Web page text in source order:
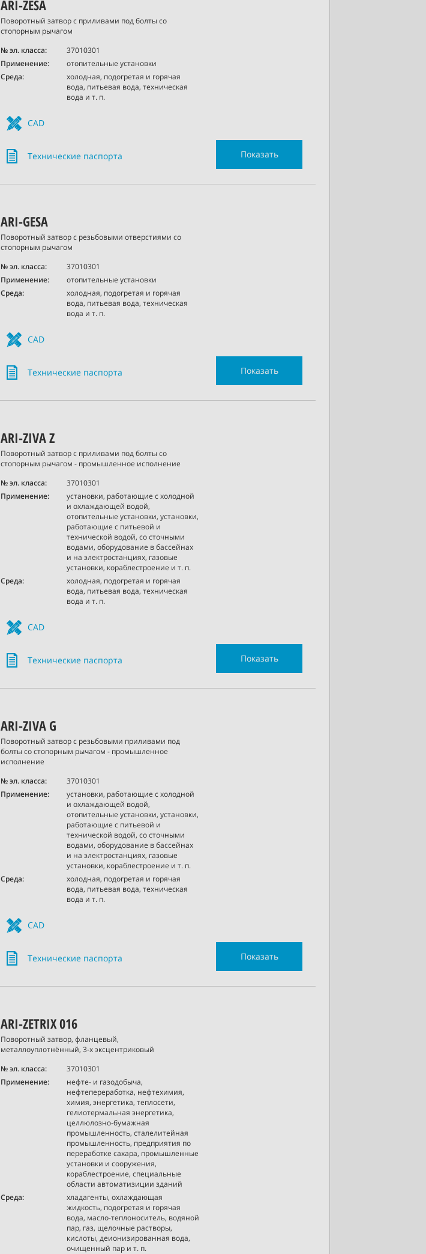
ARI-ZESA
Поворотный затвор c приливами под болты со
стопорным рычагом
№ эл. класса:
37010301
Применение:
отопительные установки
Среда:
холодная, подогретая и горячая
вода, питьевая вода, техническая
вода и т. п.
CAD
Технические паспорта Показать
ARI-GESA
Поворотный затвор с резьбовыми отверстиями со
стопорным рычагом
№ эл. класса:
37010301
Применение:
отопительные установки
Среда:
холодная, подогретая и горячая
вода, питьевая вода, техническая
вода и т. п.
CAD
Технические паспорта Показать
ARI-ZIVA Z
Поворотный затвор c приливами под болты со
стопорным рычагом - промышленное исполнение
№ эл. класса:
37010301
Применение:
установки, работающие с холодной
и охлаждающей водой,
отопительные установки, установки,
работающие с питьевой и
технической водой, со сточными
водами, оборудование в бассейнах
и на электростанциях, газовые
установки, кораблестроение и т. п.
Среда:
холодная, подогретая и горячая
вода, питьевая вода, техническая
вода и т. п.
CAD
Технические паспорта Показать
ARI-ZIVA G
Поворотный затвор с резьбовыми приливами под
болты со стопорным рычагом - промышленное
исполнение
№ эл. класса:
37010301
Применение:
установки, работающие с холодной
и охлаждающей водой,
отопительные установки, установки,
работающие с питьевой и
технической водой, со сточными
водами, оборудование в бассейнах
и на электростанциях, газовые
установки, кораблестроение и т. п.
Среда:
холодная, подогретая и горячая
вода, питьевая вода, техническая
вода и т. п.
CAD
Технические паспорта Показать
ARI-ZETRIX 016
Поворотный затвор, фланцевый,
металлоуплотнённый, 3-х эксцентриковый
№ эл. класса:
37010301
Применение:
нефте- и газодобыча,
нефтепереработка, нефтехимия,
химия, энергетика, теплосети,
гелиотермальная энергетика,
целлюлозно-бумажная
промышленность, сталелитейная
промышленность, предприятия по
переработке сахара, промышленные
установки и сооружения,
кораблестроение, специальные
области автоматизиции зданий
Среда:
хладагенты, охлаждающая
жидкость, подогретая и горячая
вода, масло-теплоноситель, водяной
пар, газ, щелочные растворы,
кислоты, деионизированная вода,
очищенный пар и т. п.